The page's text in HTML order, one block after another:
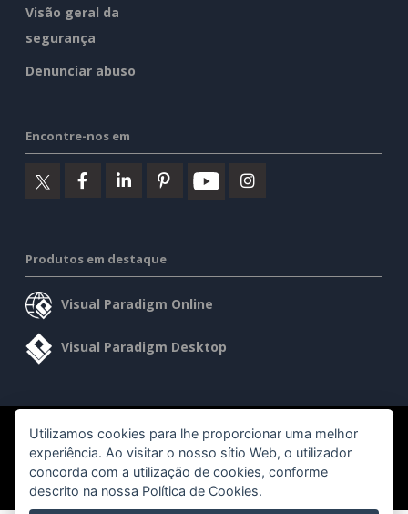
Visão geral da
segurança
Denunciar abuso
Encontre-nos em
Produtos em destaque
Visual Paradigm Online
Visual Paradigm Desktop
©2026 by Visual Paradigm. Todos os direitos reservados.
Termos de serviço AI Policy
Política de privacidade
Content Guidelines
Visão geral da segurança
Utilizamos cookies para lhe proporcionar uma melhor
experiência. Ao visitar o nosso sítio Web, o utilizador
concorda com a utilização de cookies, conforme
descrito na nossa Política de Cookies.